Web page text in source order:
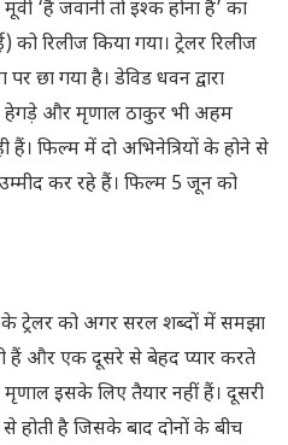
‘है जवानी तो इश्क होना है’ का
रिलीज किया गया। ट्रेलर रिलीज
छा गया है। डेविड धवन द्वारा
हेगड़े और मृणाल ठाकुर भी अहम
हैं। फिल्म में दो अभिनेत्रियों के होने से
कर रहे हैं। फिल्म 5 जून को
के ट्रेलर को अगर सरल शब्दों में समझा
हैं और एक दूसरे से बेहद प्यार करते
मृणाल इसके लिए तैयार नहीं हैं। दूसरी
होती है जिसके बाद दोनों के बीच